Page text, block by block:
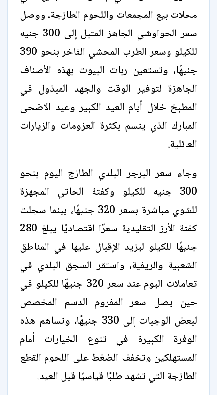
محلات بيع المجمعات واللحوم الطازجة، ووصل
سعر الحواوشي الجاهز المتبل إلى 300 جنيه
للكيلو وسعر الطرب المحشي الفاخر بنحو 390
جنيهًا، وتستعين ربات البيوت بهذه الأصناف
الجاهزة لتوفير الوقت والجهد المبذول في
المطبخ خلال أيام العيد الكبير وعيد الاضحى
المبارك الذي يتسم بكثرة العزومات والزيارات
العائلية.
وجاء سعر البرجر البلدي الطازج اليوم بنحو
300 جنيه للكيلو وكفتة الحاتي المجهزة
للشوي مباشرة بسعر 320 جنيهًا، بينما سجلت
كفتة الأرز التقليدية سعرًا اقتصاديًا يبلغ 280
جنيهًا للكيلو ليزيد الإقبال عليها في المناطق
الشعبية والريفية، واستقر السجق البلدي في
تعاملات اليوم عند سعر 320 جنيهًا للكيلو في
حين يصل سعر المفروم الدسم المخصص
لبعض الوجبات إلى 330 جنيهًا، وتساهم هذه
الوفرة الكبيرة في تنوع الخيارات أمام
المستهلكين وتخفف الضغط على اللحوم القطع
الطازجة التي تشهد طلبًا قياسيًا قبل العيد.